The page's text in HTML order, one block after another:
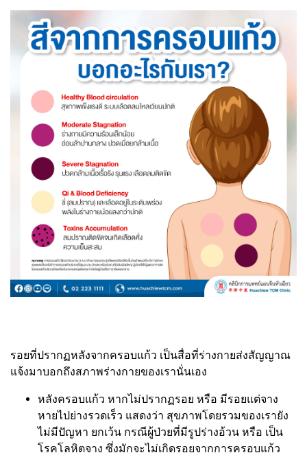
รอยที่ปรากฏหลังจากครอบแก้ว เป็นสื่อที่ร่างกายส่งสัญญาณ
แจ้งมาบอกถึงสภาพร่างกายของเรานั่นเอง
หลังครอบแก้ว หากไม่ปรากฏรอย หรือ มีรอยแต่จาง
หายไปย่างรวดเร็ว แสดงว่า สุขภาพโดยรวมของเรายัง
ไม่มีปัญหา ยกเว้น กรณีผู้ป่วยที่มีรูปร่างอ้วน หรือ เป็น
โรคโลหิตจาง ซึ่งมักจะไม่เกิดรอยจากการครอบแก้ว